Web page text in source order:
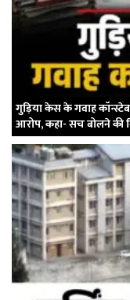
गुड़िया केस के गवाह
आरोप, कहा- सच बोलने की